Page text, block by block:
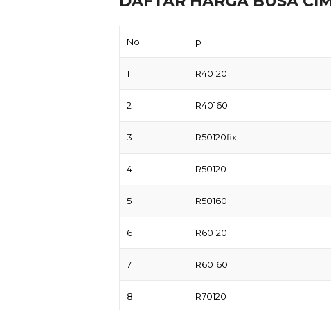
No p
1 R40120
2 R40160
3 R50120fix
4 R50120
5 R50160
6 R60120
7 R60160
8 R70120